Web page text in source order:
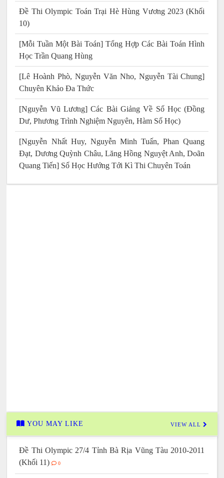
Đề Thi Olympic Toán Trại Hè Hùng Vương 2023 (Khối
10)
[Mỗi Tuần Một Bài Toán] Tổng Hợp Các Bài Toán Hình
Học Trần Quang Hùng
[Lê Hoành Phò, Nguyễn Văn Nho, Nguyễn Tài Chung]
Chuyên Khảo Đa Thức
[Nguyễn Vũ Lương] Các Bài Giảng Về Số Học (Đồng
Dư, Phương Trình Nghiệm Nguyên, Hàm Số Học)
[Nguyễn Nhất Huy, Nguyễn Minh Tuấn, Phan Quang
Đạt, Dương Quỳnh Châu, Lăng Hồng Nguyệt Anh, Doãn
Quang Tiến] Số Học Hướng Tới Kì Thi Chuyên Toán
YOU MAY LIKE VIEW ALL
Đề Thi Olympic 27/4 Tỉnh Bà Rịa Vũng Tàu 2010-2011
(Khối 11)
0